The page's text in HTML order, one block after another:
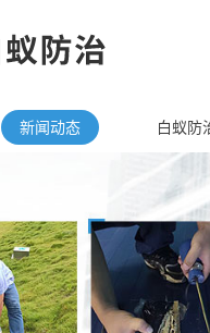
新闻动态 白蚁防